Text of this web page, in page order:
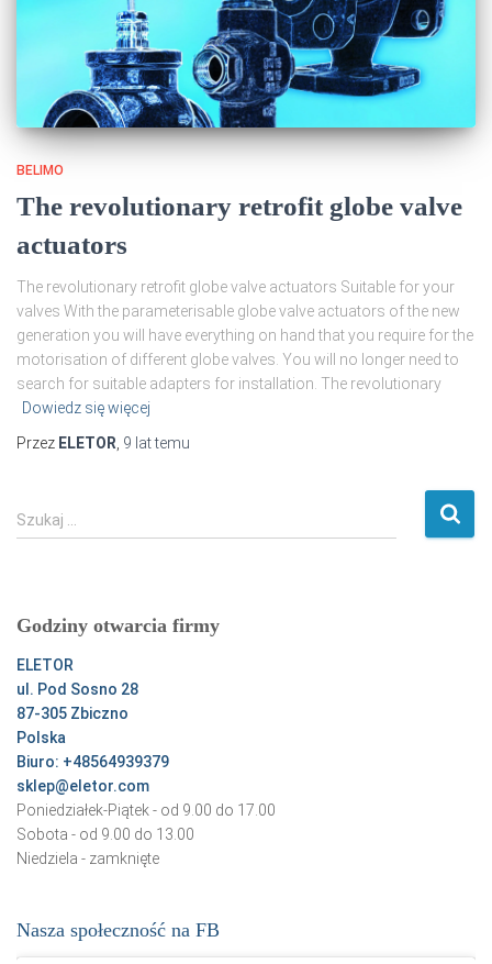
BELIMO
The revolutionary retrofit globe valve
actuators
The revolutionary retrofit globe valve actuators Suitable for your
valves With the parameterisable globe valve actuators of the new
generation you will have everything on hand that you require for the
motorisation of different globe valves. You will no longer need to
search for suitable adapters for installation. The revolutionary
Dowiedz się więcej
Przez ELETOR 9 lattemu
S
z
j
:
Szukaj …
Godziny otwarcia firmy
ELETOR
ul. Pod Sosno 28
87-305 Zbiczno
Polska
Biuro: +48564939379
sklep@eletor.com
Poniedziałek-Piątek - od 9.00 do 17.00
Sobota - od 9.00 do 13.00
Niedziela - zamknięte
Nasza społeczność na FB